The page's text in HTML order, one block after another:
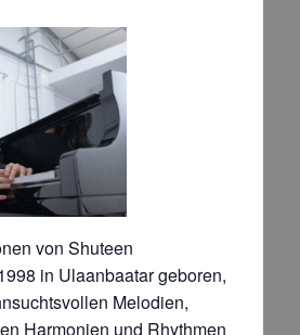
von Shuteen
in Ulaanbaatar geboren,
Melodien,
Harmonien und Rhythmen